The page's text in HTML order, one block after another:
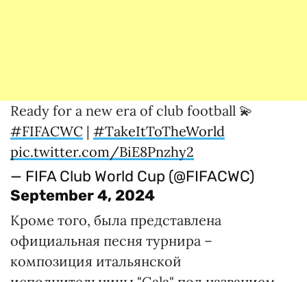
Ready for a new era of club football 💫
#FIFACWC | #TakeItToTheWorld
pic.twitter.com/BiE8Pnzhy2
— FIFA Club World Cup (@FIFACWC)
September 4, 2024
Кроме того, была представлена
официальная песня турнира –
композиция итальянской